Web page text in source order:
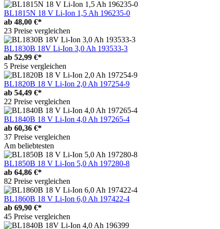
BL1815N 18 V Li-Ion 1,5 Ah 196235-0
ab 48,00 €*
23 Preise vergleichen
BL1830B 18V Li-Ion 3,0 Ah 193533-3
ab 52,99 €*
5 Preise vergleichen
BL1820B 18 V Li-Ion 2,0 Ah 197254-9
ab 54,49 €*
22 Preise vergleichen
BL1840B 18 V Li-Ion 4,0 Ah 197265-4
ab 60,36 €*
37 Preise vergleichen
Am beliebtesten
BL1850B 18 V Li-Ion 5,0 Ah 197280-8
ab 64,86 €*
82 Preise vergleichen
BL1860B 18 V Li-Ion 6,0 Ah 197422-4
ab 69,90 €*
45 Preise vergleichen